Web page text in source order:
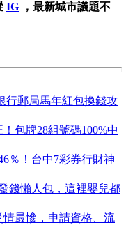
IG ，最新城市議題不
行郵局馬年紅包換錢攻
包牌28組號碼100%中
％！台中7彩券行財神
錢懶人包，這裡嬰兒都
最慘，申請資格、流